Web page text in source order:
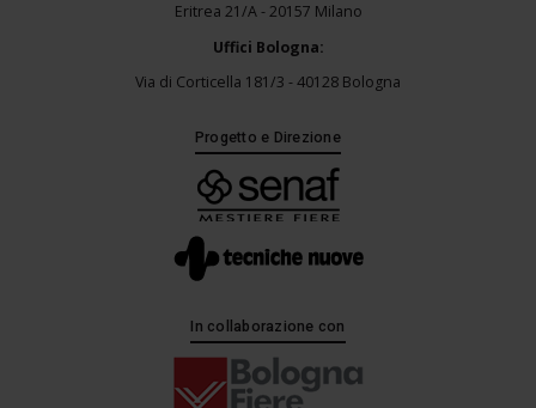
Eritrea 21/A - 20157 Milano
Uffici Bologna:
Via di Corticella 181/3 - 40128 Bologna
Progetto e Direzione
In collaborazione con